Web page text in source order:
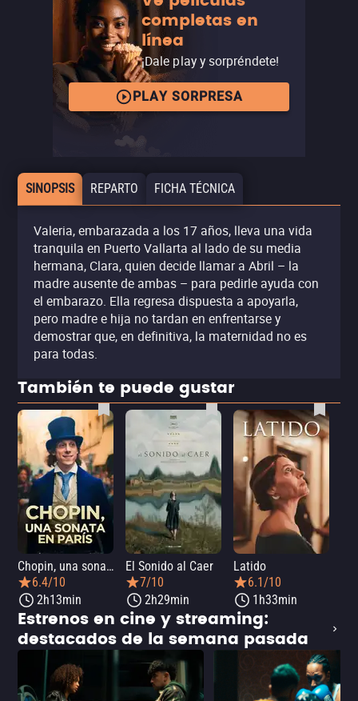
completas en
línea
¡Dale play y sorpréndete!
PLAY SORPRESA
SINOPSIS REPARTO FICHA TÉCNICA
Valeria, embarazada a los 17 años, lleva una vida
tranquila en Puerto Vallarta al lado de su media
hermana, Clara, quien decide llamar a Abril – la
madre ausente de ambas – para pedirle ayuda con
el embarazo. Ella regresa dispuesta a apoyarla,
pero madre e hija no tardan en enfrentarse y
demostrar que, en definitiva, la maternidad no es
para todas.
También te puede gustar
Chopin, una sonata en París
6.4/10
2h13min
El Sonido al Caer
7/10
2h29min
Latido
6.1/10
1h33min
Estrenos en cine y streaming:
destacados de la semana pasada